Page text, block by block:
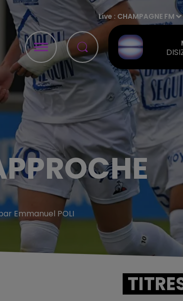
Live : CHAMPAGNE FM
Emmanuel POLI